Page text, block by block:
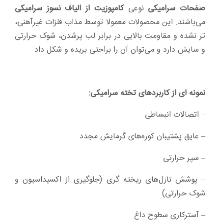
صفحات سرامیکی نوعیکامپوزیت از الیاف نسوز سرامیکی
می‌باشند. این محصولات معمولا توسط مذاب فلزات غیرآهنی،
تر نشده و مقاومت بالایی در برابر لب پرشدن، شوک حرارتی
و سایش دارد و می‌توان آن را براحتی بریده و شکل داد.
نمونه ای از کاربردهای تخته سرامیکی:
– اتصالات انبساطی
– عایق پشتیبان کوره‌های گرمایش مجدد
– سپر حرارتی
– پوشش نازل‌های ریخته گری (جلوگیری از اکسیداسیون و
شوک حرارتی)
– آسترکاری سطوح داغ